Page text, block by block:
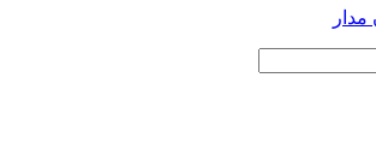
مدار